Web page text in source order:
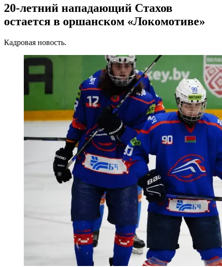
20-летний нападающий Стахов
остается в оршанском «Локомотиве»
Кадровая новость.